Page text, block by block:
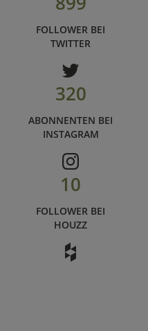
FOLLOWER BEI
TWITTER
320
ABONNENTEN BEI
INSTAGRAM
10
FOLLOWER BEI
HOUZZ